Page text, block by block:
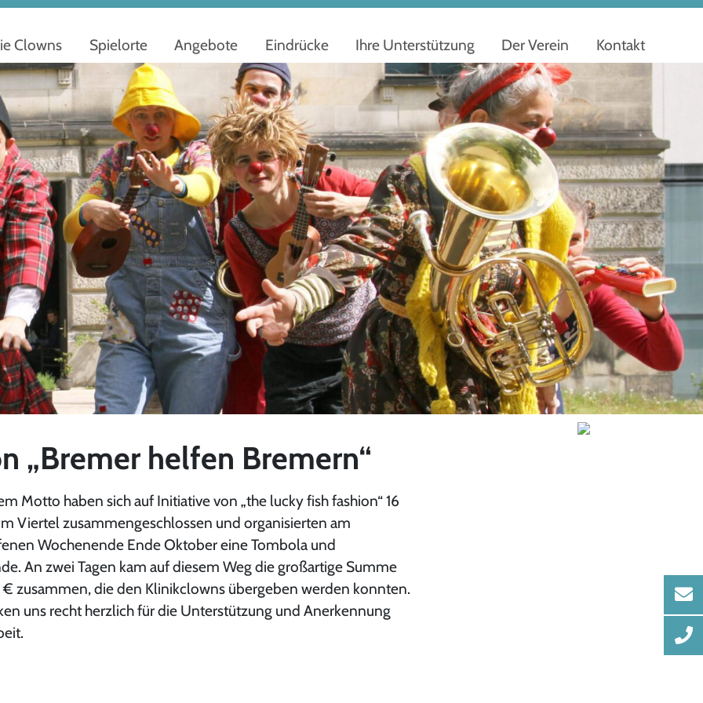
Clowns Spielorte Angebote Eindrücke Ihre Unterstützung Der Verein Kontakt
„Bremer helfen Bremern“
Motto haben sich auf Initiative von „the lucky fish fashion“ 16
Viertel zusammengeschlossen und organisierten am
Wochenende Ende Oktober eine Tombola und
An zwei Tagen kam auf diesem Weg die großartige Summe
€ zusammen, die den Klinikclowns übergeben werden konnten.
uns recht herzlich für die Unterstützung und Anerkennung